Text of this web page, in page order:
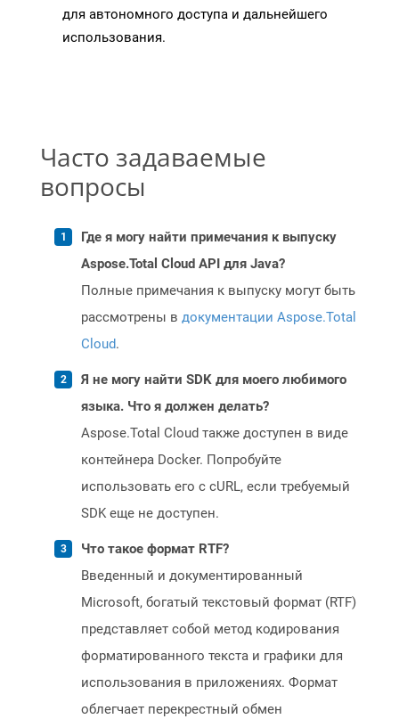
для автономного доступа и дальнейшего
использования.
Часто задаваемые
вопросы
Где я могу найти примечания к выпуску
Aspose.Total Cloud API для Java?
Полные примечания к выпуску могут быть
рассмотрены в документации Aspose.Total
Cloud.
Я не могу найти SDK для моего любимого
языка. Что я должен делать?
Aspose.Total Cloud также доступен в виде
контейнера Docker. Попробуйте
использовать его с cURL, если требуемый
SDK еще не доступен.
Что такое формат RTF?
Введенный и документированный
Microsoft, богатый текстовый формат (RTF)
представляет собой метод кодирования
форматированного текста и графики для
использования в приложениях. Формат
облегчает перекрестный обмен